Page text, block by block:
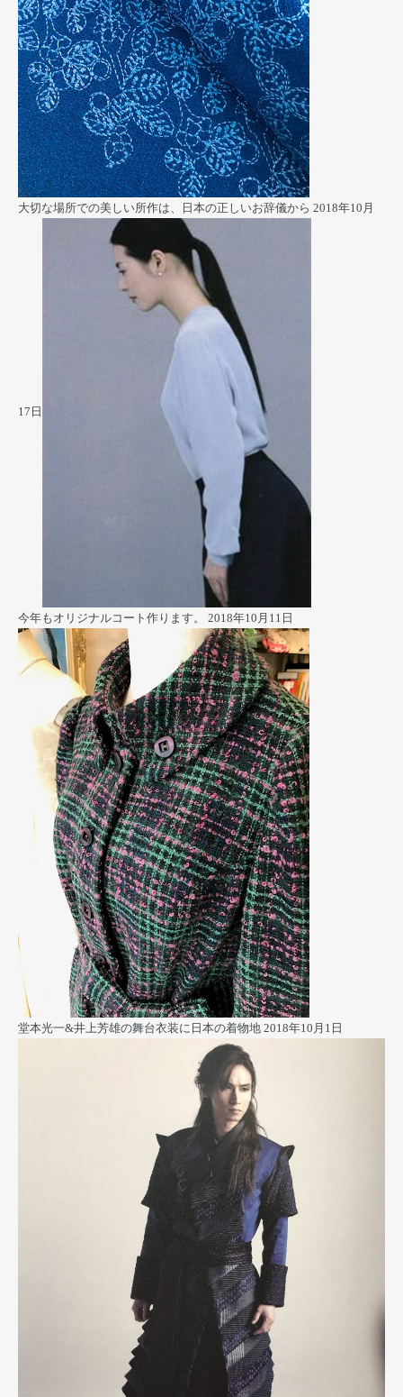
大切な場所での美しい所作は、日本の正しいお辞儀から 2018年10月
17日
今年もオリジナルコート作ります。 2018年10月11日
堂本光一&井上芳雄の舞台衣装に日本の着物地 2018年10月1日